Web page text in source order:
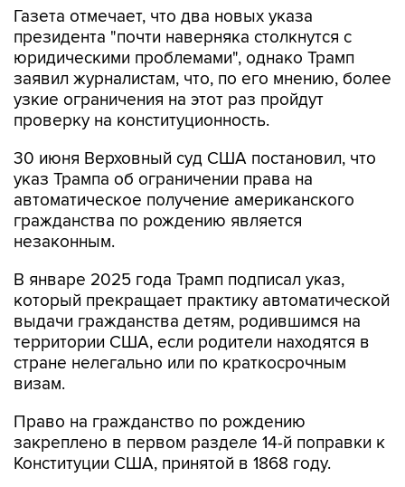
Газета отмечает, что два новых указа
президента "почти наверняка столкнутся с
юридическими проблемами", однако Трамп
заявил журналистам, что, по его мнению, более
узкие ограничения на этот раз пройдут
проверку на конституционность.
30 июня Верховный суд США постановил, что
указ Трампа об ограничении права на
автоматическое получение американского
гражданства по рождению является
незаконным.
В январе 2025 года Трамп подписал указ,
который прекращает практику автоматической
выдачи гражданства детям, родившимся на
территории США, если родители находятся в
стране нелегально или по краткосрочным
визам.
Право на гражданство по рождению
закреплено в первом разделе 14-й поправки к
Конституции США, принятой в 1868 году.